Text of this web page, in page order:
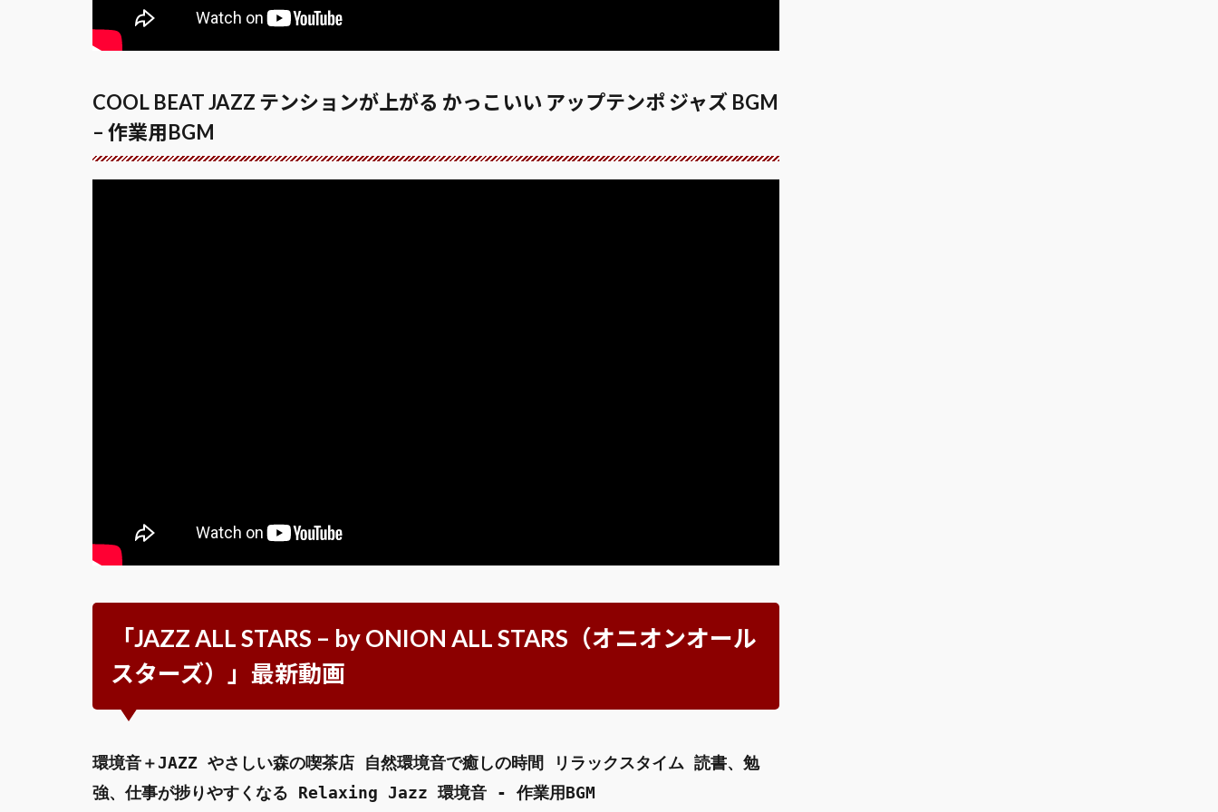
COOL BEAT JAZZ テンションが上がる かっこいい アップテンポ ジャズ BGM
– 作業用BGM
「JAZZ ALL STARS – by ONION ALL STARS（オニオンオール
スターズ）」最新動画
環境音＋JAZZ やさしい森の喫茶店 自然環境音で癒しの時間 リラックスタイム 読書、勉
強、仕事が捗りやすくなる Relaxing Jazz 環境音 - 作業用BGM